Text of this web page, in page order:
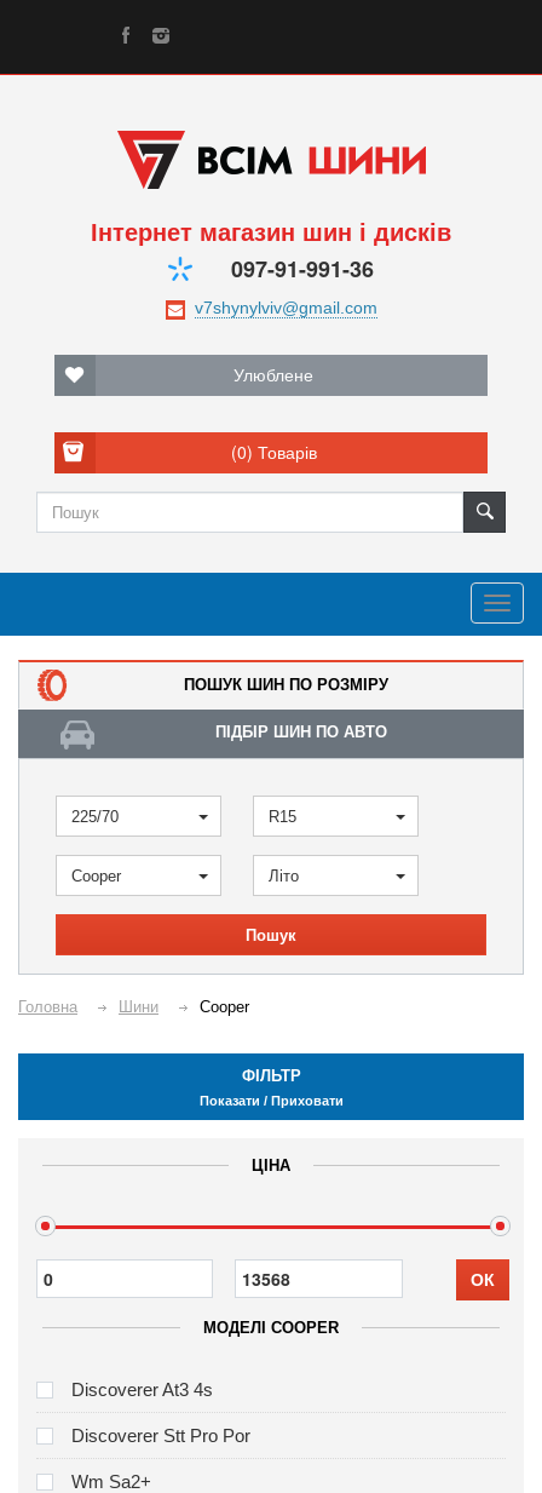
Інтернет магазин шин і дисків
097-91-991-36
Улюблене
(0) Товарів
ПОШУК ШИН ПО РОЗМІРУ
ПІДБІР ШИН ПО АВТО
225/70 R15
Cooper Літо
Пошук
Головна Шини Cooper
ФІЛЬТР
Показати / Приховати
ЦІНА
ОК
МОДЕЛІ COOPER
Discoverer At3 4s
Discoverer Stt Pro Por
Wm Sa2+